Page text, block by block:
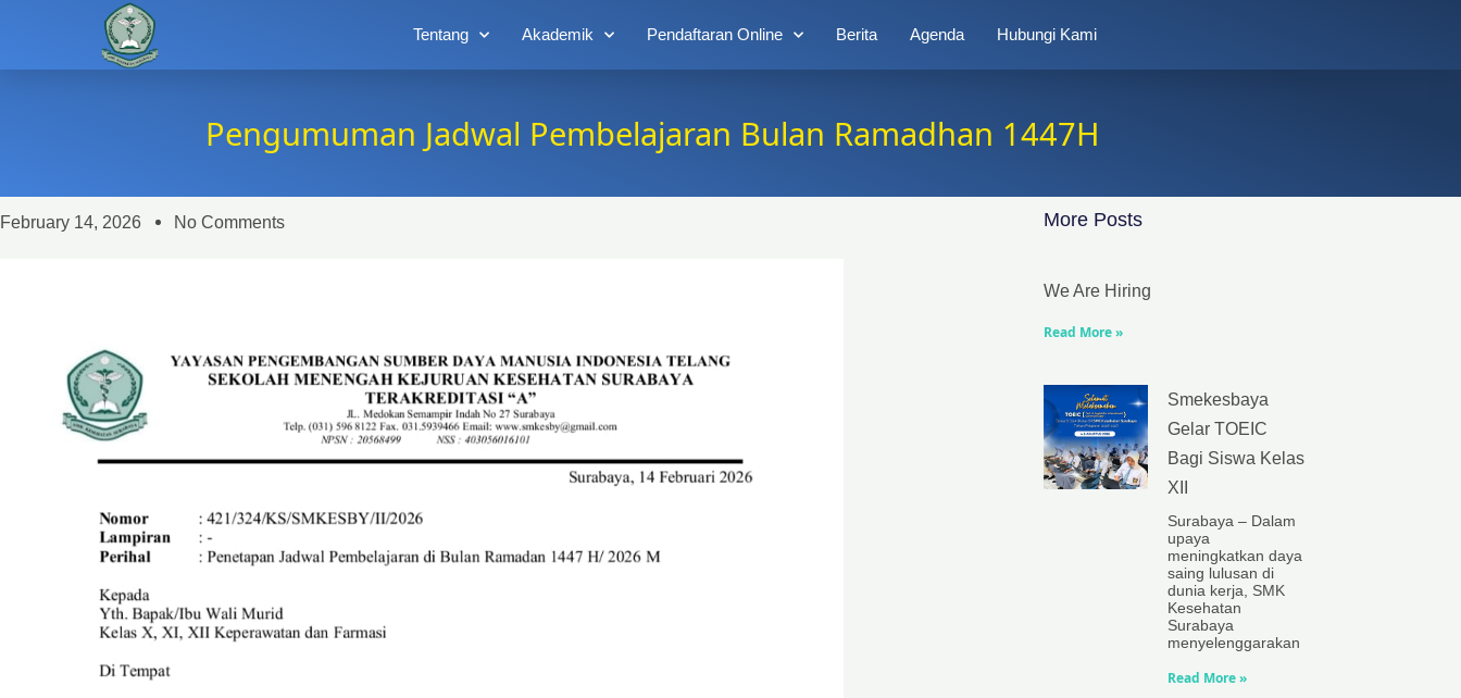
Tentang Akademik Pendaftaran Online Berita Agenda Hubungi Kami
Pengumuman Jadwal Pembelajaran Bulan Ramadhan 1447H
February 14, 2026 No Comments More Posts
We Are Hiring
Read More »
Smekesbaya
Gelar TOEIC
Bagi Siswa Kelas
XII
Surabaya – Dalam
upaya
meningkatkan daya
saing lulusan di
dunia kerja, SMK
Kesehatan
Surabaya
menyelenggarakan
Read More »